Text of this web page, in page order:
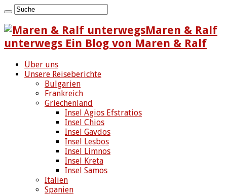
Maren & Ralf
unterwegs Ein Blog von Maren & Ralf
Über uns
Unsere Reiseberichte
Bulgarien
Frankreich
Griechenland
Insel Agios Efstratios
Insel Chios
Insel Gavdos
Insel Lesbos
Insel Limnos
Insel Kreta
Insel Samos
Italien
Spanien